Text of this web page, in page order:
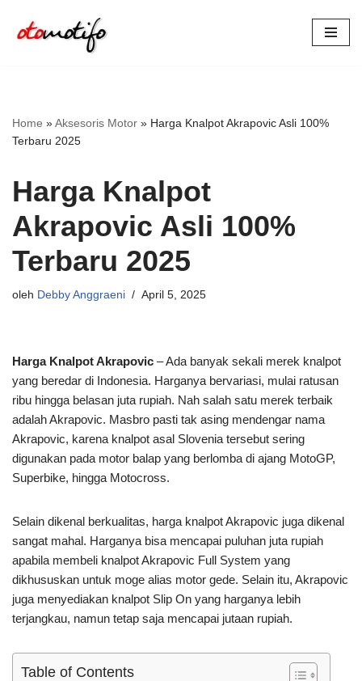
Lompat
Home »Aksesoris Motor » Harga Knalpot Akrapovic Asli 100%
Terbaru 2025
Harga Knalpot
Akrapovic Asli 100%
Terbaru 2025
oleh Debby Anggraeni April 5, 2025
Harga Knalpot Akrapovic – Ada banyak sekali merek knalpot
yang beredar di Indonesia. Harganya bervariasi, mulai ratusan
ribu hingga belasan juta rupiah. Nah salah satu merek terbaik
adalah Akrapovic. Masbro pasti tak asing mendengar nama
Akrapovic, karena knalpot asal Slovenia tersebut sering
digunakan pada motor balap yang berlomba di ajang MotoGP,
Superbike, hingga Motocross.
Selain dikenal berkualitas, harga knalpot Akrapovic juga dikenal
sangat mahal. Harganya bisa mencapai puluhan juta rupiah
apabila membeli knalpot Akrapovic Full System yang
dikhususkan untuk moge alias motor gede. Selain itu, Akrapovic
juga menyediakan knalpot Slip On yang harganya lebih
terjangkau, namun tetap saja mencapai jutaan rupiah.
Table of Contents